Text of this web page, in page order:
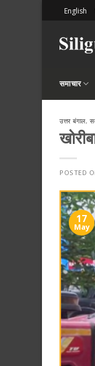
content
English
समाचार
उत्तर बंगाल,
POSTED
17
May